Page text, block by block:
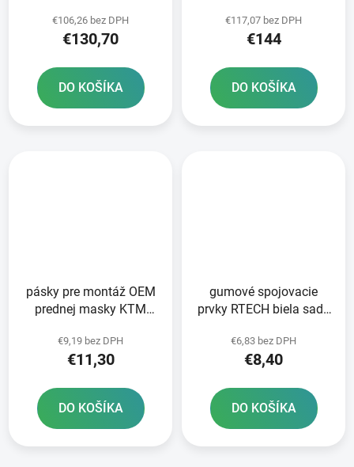
€106,26 bez DPH
€130,70
DO KOŠÍKA
€117,07 bez DPH
€144
DO KOŠÍKA
pásky pre montáž OEM
prednej masky KTM
RTECH
€9,19 bez DPH
€11,30
DO KOŠÍKA
gumové spojovacie
prvky RTECH biela sada
€6,83 bez DPH
€8,40
DO KOŠÍKA